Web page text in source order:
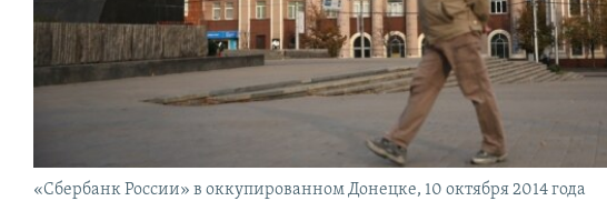
«Сбербанк России» в оккупированном Донецке, 10 октября 2014 года